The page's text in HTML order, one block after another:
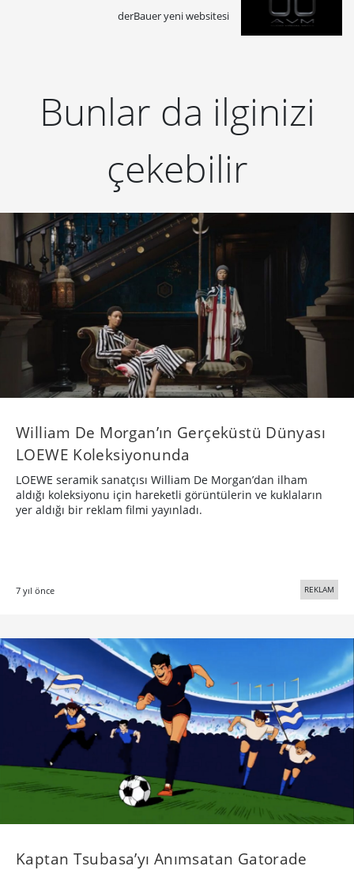
derBauer yeni websitesi
Bunlar da ilginizi
çekebilir
William De Morgan’ın Gerçeküstü Dünyası
LOEWE Koleksiyonunda
LOEWE seramik sanatçısı William De Morgan’dan ilham
aldığı koleksiyonu için hareketli görüntülerin ve kuklaların
yer aldığı bir reklam filmi yayınladı.
7 yıl önce REKLAM
Kaptan Tsubasa’yı Anımsatan Gatorade